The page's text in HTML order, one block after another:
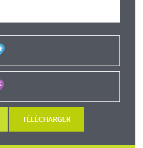
TÉLÉCHARGER